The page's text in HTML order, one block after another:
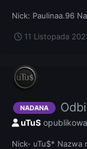
Nick: Paulinaa.96
11 Listopada
NADANA
uTuS
Nick- uTu$* Nazwa